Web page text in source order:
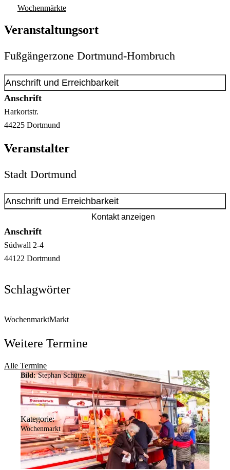
Wochenmärkte
Veranstaltungsort
Fußgängerzone Dortmund-Hombruch
Anschrift und Erreichbarkeit
Anschrift
Harkortstr.
44225 Dortmund
Veranstalter
Stadt Dortmund
Anschrift und Erreichbarkeit
Kontakt anzeigen
Anschrift
Südwall 2-4
44122 Dortmund
Schlagwörter
WochenmarktMarkt
Weitere Termine
Alle Termine
Bild: Stephan Schütze
Kategorie:
Wochenmarkt